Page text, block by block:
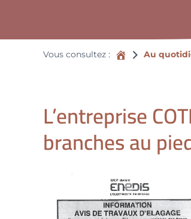
Vous consultez : Accueil
Au
L’entreprise
branches au